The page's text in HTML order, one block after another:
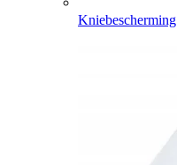
Kniebescherming